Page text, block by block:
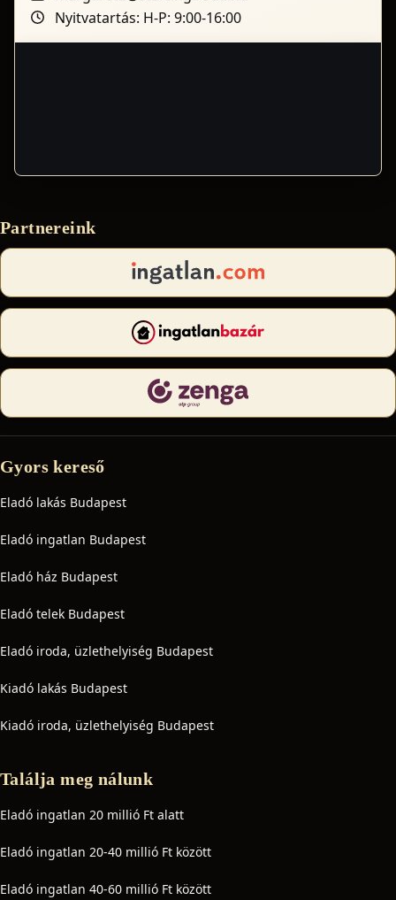
Nyitvatartás: H-P: 9:00-16:00
Partnereink
Gyors kereső
Eladó lakás Budapest
Eladó ingatlan Budapest
Eladó ház Budapest
Eladó telek Budapest
Eladó iroda, üzlethelyiség Budapest
Kiadó lakás Budapest
Kiadó iroda, üzlethelyiség Budapest
Találja meg nálunk
Eladó ingatlan 20 millió Ft alatt
Eladó ingatlan 20-40 millió Ft között
Eladó ingatlan 40-60 millió Ft között